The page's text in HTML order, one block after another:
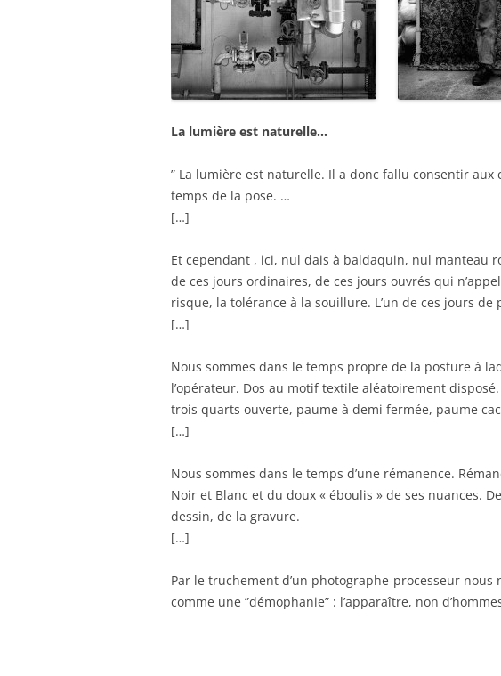
La lumière est naturelle…
” La lumière est naturelle. Il a donc fallu consentir
temps de la pose. …
[…]
Et cependant , ici, nul dais à baldaquin, nul manteau
de ces jours ordinaires, de ces jours ouvrés qui
risque, la tolérance à la souillure. L’un de ces jours
[…]
Nous sommes dans le temps propre de la posture à
l’opérateur. Dos au motif textile aléatoirement
trois quarts ouverte, paume à demi fermée, paume
[…]
Nous sommes dans le temps d’une rémanence.
Noir et Blanc et du doux « éboulis » de ses nuances.
dessin, de la gravure.
[…]
Par le truchement d’un photographe-processeur nous
comme une ”démophanie” : l’apparaître, non